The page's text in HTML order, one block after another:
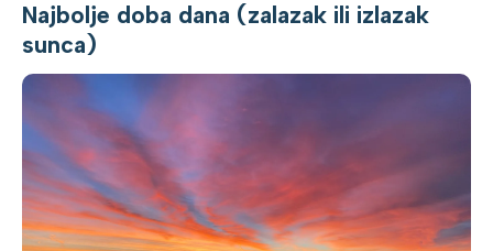
Najbolje doba dana (zalazak ili izlazak
sunca)